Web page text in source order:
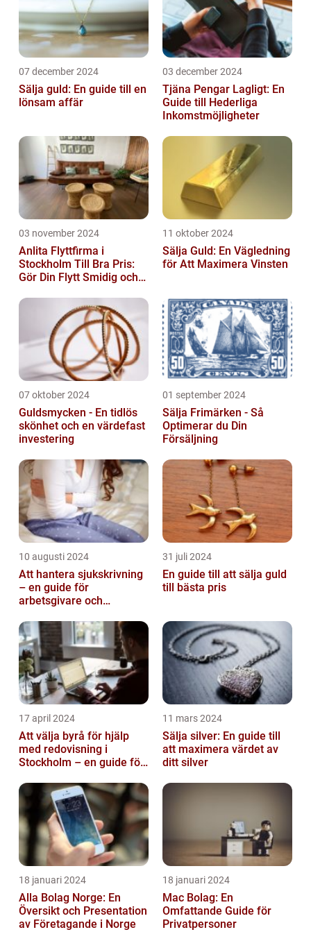
07 december 2024
Sälja guld: En guide till en
lönsam affär
03 december 2024
Tjäna Pengar Lagligt: En
Guide till Hederliga
Inkomstmöjligheter
03 november 2024
Anlita Flyttfirma i
Stockholm Till Bra Pris:
Gör Din Flytt Smidig och
11 oktober 2024
Sälja Guld: En Vägledning
för Att Maximera Vinsten
07 oktober 2024
Guldsmycken - En tidlös
skönhet och en värdefast
investering
01 september 2024
Sälja Frimärken - Så
Optimerar du Din
Försäljning
10 augusti 2024
Att hantera sjukskrivning
– en guide för
arbetsgivare och
31 juli 2024
En guide till att sälja guld
till bästa pris
17 april 2024
Att välja byrå för hjälp
med redovisning i
Stockholm – en guide för
11 mars 2024
Sälja silver: En guide till
att maximera värdet av
ditt silver
18 januari 2024
Alla Bolag Norge: En
Översikt och Presentation
av Företagande i Norge
18 januari 2024
Mac Bolag: En
Omfattande Guide för
Privatpersoner